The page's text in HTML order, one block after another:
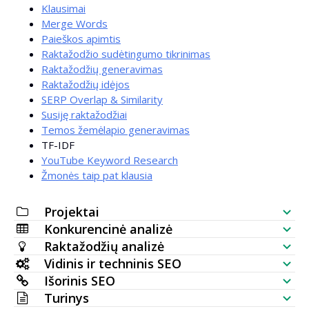
Klausimai
Merge Words
Paieškos apimtis
Raktažodžio sudėtingumo tikrinimas
Raktažodžių generavimas
Raktažodžių idėjos
SERP Overlap & Similarity
Susiję raktažodžiai
Temos žemėlapio generavimas
TF-IDF
YouTube Keyword Research
Žmonės taip pat klausia
Projektai
SEO sąrašas
Konkurencinė analizė
Svetainės matomumo tikrintuvas
SERP analizatorius
Raktažodžių analizė
Raktažodžių generatorius
Masinio paieškos apimčių tikrintuvas
Vidinis ir techninis SEO
SEO auditas
Išorinis SEO
Atgalinių nuorodų tikrintuvas
Turinys